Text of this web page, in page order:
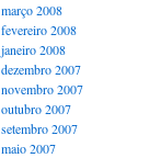
março 2008
fevereiro 2008
janeiro 2008
dezembro 2007
novembro 2007
outubro 2007
setembro 2007
maio 2007